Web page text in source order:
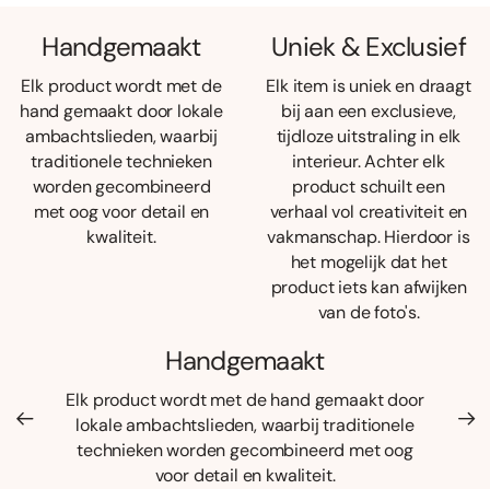
Handgemaakt
Elk product wordt met de
hand gemaakt door lokale
ambachtslieden, waarbij
traditionele technieken
worden gecombineerd
met oog voor detail en
kwaliteit.
Uniek & Exclusief
Elk item is uniek en draagt
bij aan een exclusieve,
tijdloze uitstraling in elk
interieur. Achter elk
product schuilt een
verhaal vol creativiteit en
vakmanschap. Hierdoor is
het mogelijk dat het
product iets kan afwijken
van de foto's.
Handgemaakt
Elk product wordt met de hand gemaakt door
lokale ambachtslieden, waarbij traditionele
technieken worden gecombineerd met oog
voor detail en kwaliteit.